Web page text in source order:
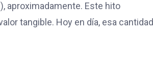
aproximadamente. Este hito
tangible. Hoy en día, esa cantidad